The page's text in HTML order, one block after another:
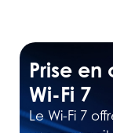
Prise
Wi-Fi 7
Le Wi-Fi 7